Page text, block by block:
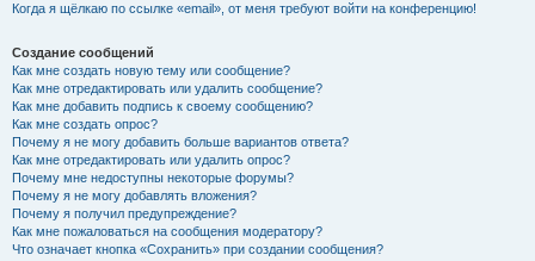
Когда я щёлкаю по ссылке «email», от меня требуют войти на конференцию!
Создание сообщений
Как мне создать новую тему или сообщение?
Как мне отредактировать или удалить сообщение?
Как мне добавить подпись к своему сообщению?
Как мне создать опрос?
Почему я не могу добавить больше вариантов ответа?
Как мне отредактировать или удалить опрос?
Почему мне недоступны некоторые форумы?
Почему я не могу добавлять вложения?
Почему я получил предупреждение?
Как мне пожаловаться на сообщения модератору?
Что означает кнопка «Сохранить» при создании сообщения?